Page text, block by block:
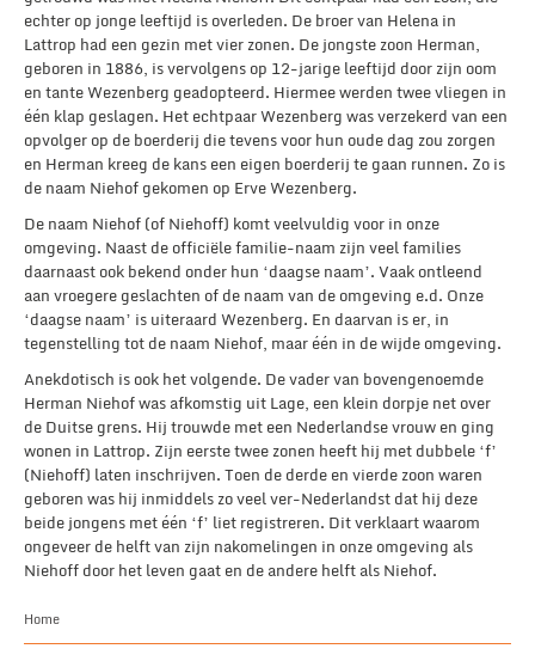
echter op jonge leeftijd is overleden. De broer van Helena in
Lattrop had een gezin met vier zonen. De jongste zoon Herman,
geboren in 1886, is vervolgens op 12-jarige leeftijd door zijn oom
en tante Wezenberg geadopteerd. Hiermee werden twee vliegen in
één klap geslagen. Het echtpaar Wezenberg was verzekerd van een
opvolger op de boerderij die tevens voor hun oude dag zou zorgen
en Herman kreeg de kans een eigen boerderij te gaan runnen. Zo is
de naam Niehof gekomen op Erve Wezenberg.
De naam Niehof (of Niehoff) komt veelvuldig voor in onze
omgeving. Naast de officiële familie-naam zijn veel families
daarnaast ook bekend onder hun ‘daagse naam’. Vaak ontleend
aan vroegere geslachten of de naam van de omgeving e.d. Onze
‘daagse naam’ is uiteraard Wezenberg. En daarvan is er, in
tegenstelling tot de naam Niehof, maar één in de wijde omgeving.
Anekdotisch is ook het volgende. De vader van bovengenoemde
Herman Niehof was afkomstig uit Lage, een klein dorpje net over
de Duitse grens. Hij trouwde met een Nederlandse vrouw en ging
wonen in Lattrop. Zijn eerste twee zonen heeft hij met dubbele ‘f’
(Niehoff) laten inschrijven. Toen de derde en vierde zoon waren
geboren was hij inmiddels zo veel ver-Nederlandst dat hij deze
beide jongens met één ‘f’ liet registreren. Dit verklaart waarom
ongeveer de helft van zijn nakomelingen in onze omgeving als
Niehoff door het leven gaat en de andere helft als Niehof.
Home